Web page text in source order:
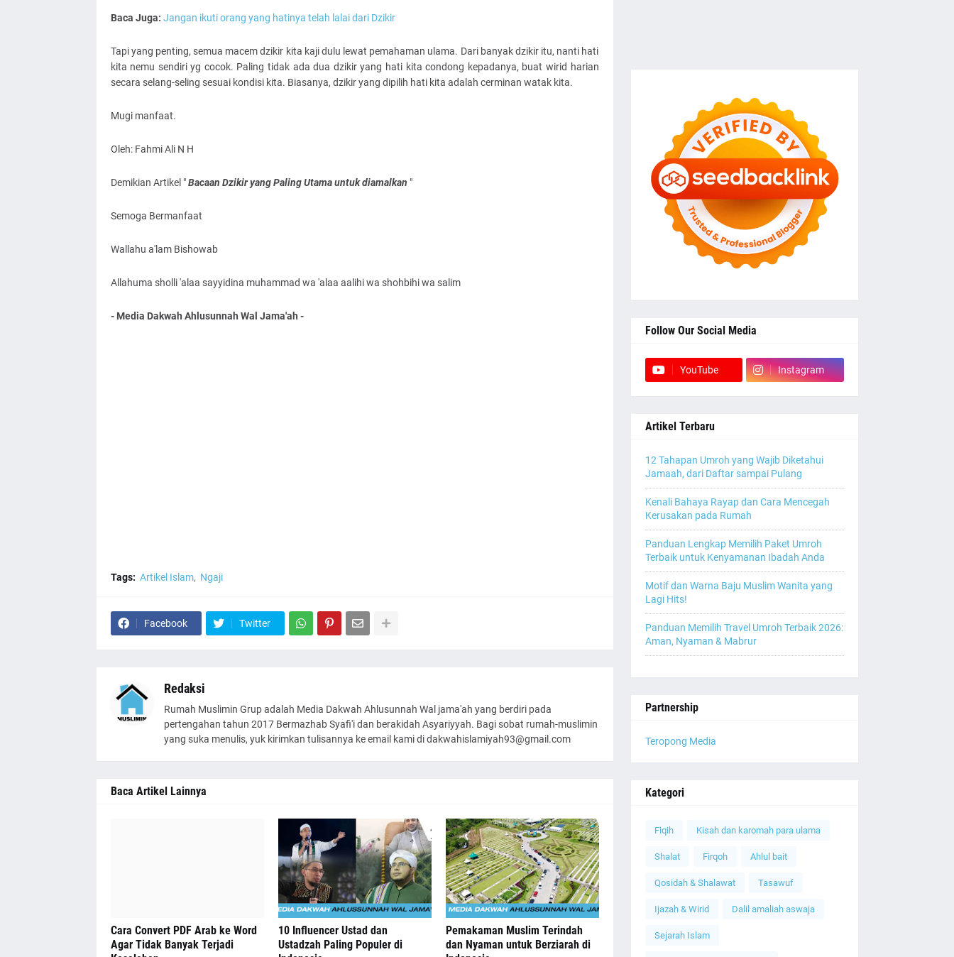
Baca Juga: Jangan ikuti orang yang hatinya telah lalai dari Dzikir
Tapi yang penting, semua macem dzikir kita kaji dulu lewat pemahaman ulama. Dari banyak dzikir itu, nanti hati
kita nemu sendiri yg cocok. Paling tidak ada dua dzikir yang hati kita condong kepadanya, buat wirid harian
secara selang-seling sesuai kondisi kita. Biasanya, dzikir yang dipilih hati kita adalah cerminan watak kita.
Mugi manfaat.
Oleh: Fahmi Ali N H
Demikian Artikel "Bacaan Dzikir yang Paling Utama untuk diamalkan "
Semoga Bermanfaat
Wallahu a'lam Bishowab
Allahuma sholli 'alaa sayyidina muhammad wa 'alaa aalihi wa shohbihi wa salim
- Media Dakwah Ahlusunnah Wal Jama'ah -
Tags: Artikel Islam Ngaji
Facebook Twitter
Redaksi
Rumah Muslimin Grup adalah Media Dakwah Ahlusunnah Wal jama'ah yang berdiri pada
pertengahan tahun 2017 Bermazhab Syafi'i dan berakidah Asyariyyah. Bagi sobat rumah-muslimin
yang suka menulis, yuk kirimkan tulisannya ke email kami di dakwahislamiyah93@gmail.com
Baca Artikel Lainnya
Cara Convert PDF Arab ke Word
Agar Tidak Banyak Terjadi
10 Influencer Ustad dan
Ustadzah Paling Populer di
Pemakaman Muslim Terindah
dan Nyaman untuk Berziarah di
Follow Our Social Media
YouTube Instagram
Artikel Terbaru
12 Tahapan Umroh yang Wajib Diketahui
Jamaah, dari Daftar sampai Pulang
Kenali Bahaya Rayap dan Cara Mencegah
Kerusakan pada Rumah
Panduan Lengkap Memilih Paket Umroh
Terbaik untuk Kenyamanan Ibadah Anda
Motif dan Warna Baju Muslim Wanita yang
Lagi Hits!
Panduan Memilih Travel Umroh Terbaik 2026:
Aman, Nyaman & Mabrur
Partnership
Teropong Media
Kategori
Fiqih Kisah dan karomah para ulama
Shalat Firqoh Ahlul bait
Qosidah & Shalawat Tasawuf
Ijazah & Wirid Dalil amaliah aswaja
Sejarah Islam